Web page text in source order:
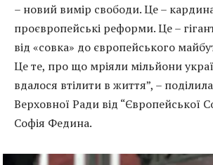
– новий вимір свободи. Це –
проєвропейські реформи. Це –
від «совка» до європейського
Це те, про що мріяли мільйони
вдалося втілити в життя”, –
Верховної Ради від “Європейської
Софія Федина.